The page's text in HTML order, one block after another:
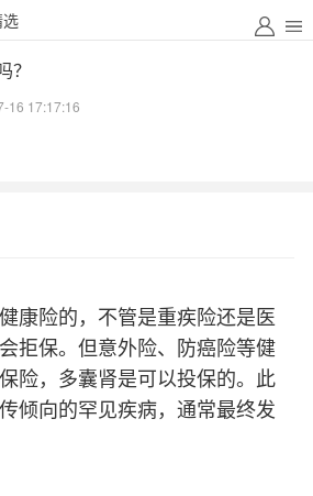
？
16 17:17:16
康险的，不管是重疾险还是医
拒保。但意外险、防癌险等健
险，多囊肾是可以投保的。此
倾向的罕见疾病，通常最终发